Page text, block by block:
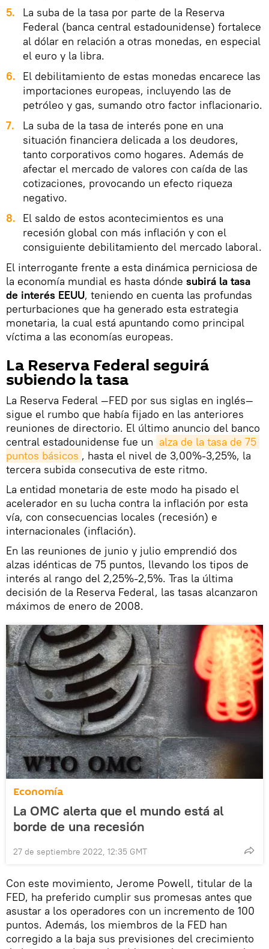
5.
La suba de la tasa por parte de la Reserva
Federal (banca central estadounidense) fortalece
al dólar en relación a otras monedas, en especial
el euro y la libra.
6.
El debilitamiento de estas monedas encarece las
importaciones europeas, incluyendo las de
petróleo y gas, sumando otro factor inflacionario.
7.
La suba de la tasa de interés pone en una
situación financiera delicada a los deudores,
tanto corporativos como hogares. Además de
afectar el mercado de valores con caída de las
cotizaciones, provocando un efecto riqueza
negativo.
8.
El saldo de estos acontecimientos es una
recesión global con más inflación y con el
consiguiente debilitamiento del mercado laboral.
El interrogante frente a esta dinámica perniciosa de
la economía mundial es hasta dónde subirá la tasa
de interés EEUU, teniendo en cuenta las profundas
perturbaciones que ha generado esta estrategia
monetaria, la cual está apuntando como principal
víctima a las economías europeas.
La Reserva Federal seguirá
subiendo la tasa
La Reserva Federal —FED por sus siglas en inglés—
sigue el rumbo que había fijado en las anteriores
reuniones de directorio. El último anuncio del banco
central estadounidense fue un alza de la tasa de 75
puntos básicos , hasta el nivel de 3,00%-3,25%, la
tercera subida consecutiva de este ritmo.
La entidad monetaria de este modo ha pisado el
acelerador en su lucha contra la inflación por esta
vía, con consecuencias locales (recesión) e
internacionales (inflación).
En las reuniones de junio y julio emprendió dos
alzas idénticas de 75 puntos, llevando los tipos de
interés al rango del 2,25%-2,5%. Tras la última
decisión de la Reserva Federal, las tasas alcanzaron
máximos de enero de 2008.
Economía
La OMC alerta que el mundo está al
borde de una recesión
27 de septiembre 2022, 12:35 GMT
Con este movimiento, Jerome Powell, titular de la
FED, ha preferido cumplir sus promesas antes que
asustar a los operadores con un incremento de 100
puntos. Además, los miembros de la FED han
corregido a la baja sus previsiones del crecimiento